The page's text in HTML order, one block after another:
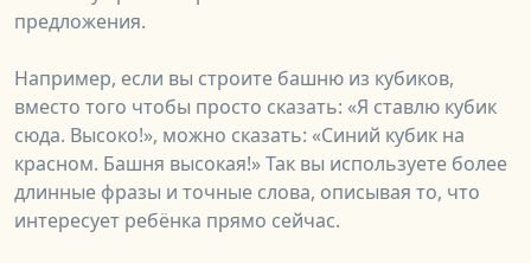
предложения.
Например, если вы строите башню из кубиков,
вместо того чтобы просто сказать: «Я ставлю кубик
сюда. Высоко!», можно сказать: «Синий кубик на
красном. Башня высокая!» Так вы используете более
длинные фразы и точные слова, описывая то, что
интересует ребёнка прямо сейчас.